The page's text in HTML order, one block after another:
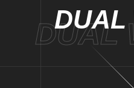
DUAL
DUAL